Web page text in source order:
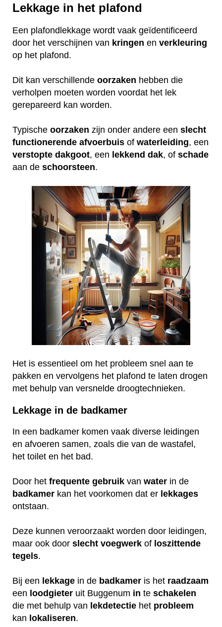
Lekkage in het plafond
Een plafondlekkage wordt vaak geïdentificeerd
door het verschijnen van kringen en verkleuring
op het plafond.
Dit kan verschillende oorzaken hebben die
verholpen moeten worden voordat het lek
gerepareerd kan worden.
Typische oorzaken zijn onder andere een slecht
functionerende afvoerbuis of waterleiding, een
verstopte dakgoot, een lekkend dak, of schade
aan de schoorsteen.
Het is essentieel om het probleem snel aan te
pakken en vervolgens het plafond te laten drogen
met behulp van versnelde droogtechnieken.
Lekkage in de badkamer
In een badkamer komen vaak diverse leidingen
en afvoeren samen, zoals die van de wastafel,
het toilet en het bad.
Door het frequente gebruik van water in de
badkamer kan het voorkomen dat er lekkages
ontstaan.
Deze kunnen veroorzaakt worden door leidingen,
maar ook door slecht voegwerk of loszittende
tegels.
Bij een lekkage in de badkamer is het raadzaam
een loodgieter uit Buggenum in te schakelen
die met behulp van lekdetectie het probleem
kan lokaliseren.